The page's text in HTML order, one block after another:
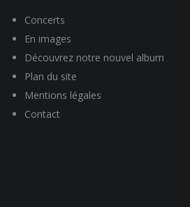
Concerts
En images
Découvrez notre nouvel album
Plan du site
Mentions légales
Contact